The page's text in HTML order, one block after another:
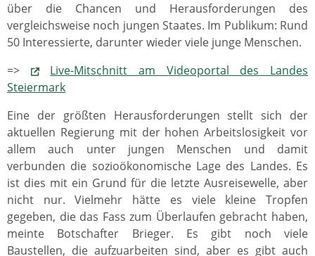
über die Chancen und Herausforderungen des
vergleichsweise noch jungen Staates. Im Publikum: Rund
50 Interessierte, darunter wieder viele junge Menschen.
=>
Live-Mitschnitt am Videoportal des Landes
Steiermark
Eine der größten Herausforderungen stellt sich der
aktuellen Regierung mit der hohen Arbeitslosigkeit vor
allem auch unter jungen Menschen und damit
verbunden die sozioökonomische Lage des Landes. Es
ist dies mit ein Grund für die letzte Ausreisewelle, aber
nicht nur. Vielmehr hätte es viele kleine Tropfen
gegeben, die das Fass zum Überlaufen gebracht haben,
meinte Botschafter Brieger. Es gibt noch viele
Baustellen, die aufzuarbeiten sind, aber es gibt auch